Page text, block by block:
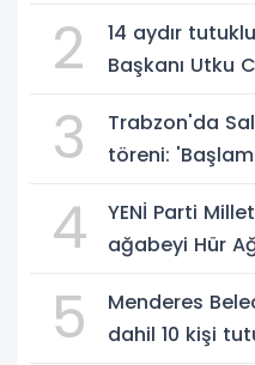
2
14 aydır
Başkanı Utku
3
Trabzon'da
töreni:
4
YENİ Parti
ağabeyi Hür
5
Menderes
dahil 10 kişi